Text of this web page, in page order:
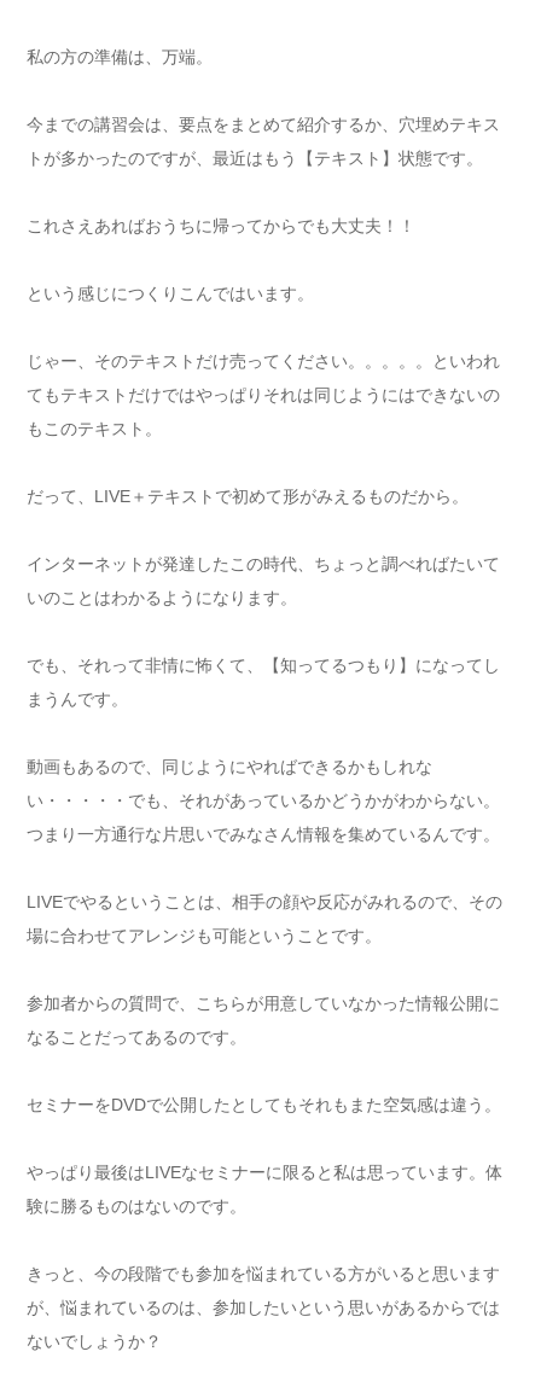
私の方の準備は、万端。
今までの講習会は、要点をまとめて紹介するか、穴埋めテキス
トが多かったのですが、最近はもう【テキスト】状態です。
これさえあればおうちに帰ってからでも大丈夫！！
という感じにつくりこんではいます。
じゃー、そのテキストだけ売ってください。。。。。といわれ
てもテキストだけではやっぱりそれは同じようにはできないの
もこのテキスト。
だって、LIVE＋テキストで初めて形がみえるものだから。
インターネットが発達したこの時代、ちょっと調べればたいて
いのことはわかるようになります。
でも、それって非情に怖くて、【知ってるつもり】になってし
まうんです。
動画もあるので、同じようにやればできるかもしれな
い・・・・・でも、それがあっているかどうかがわからない。
つまり一方通行な片思いでみなさん情報を集めているんです。
LIVEでやるということは、相手の顔や反応がみれるので、その
場に合わせてアレンジも可能ということです。
参加者からの質問で、こちらが用意していなかった情報公開に
なることだってあるのです。
セミナーをDVDで公開したとしてもそれもまた空気感は違う。
やっぱり最後はLIVEなセミナーに限ると私は思っています。体
験に勝るものはないのです。
きっと、今の段階でも参加を悩まれている方がいると思います
が、悩まれているのは、参加したいという思いがあるからでは
ないでしょうか？